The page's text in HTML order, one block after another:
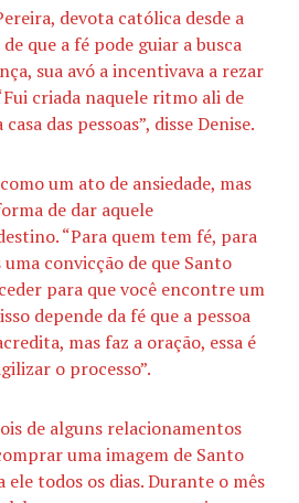
devota católica desde a
que a fé pode guiar a busca
sua avó a incentivava a rezar
criada naquele ritmo ali de
das pessoas”, disse Denise.
um ato de ansiedade, mas
de dar aquele
“Para quem tem fé, para
convicção de que Santo
para que você encontre um
depende da fé que a pessoa
mas faz a oração, essa é
o processo”.
de alguns relacionamentos
uma imagem de Santo
todos os dias. Durante o mês